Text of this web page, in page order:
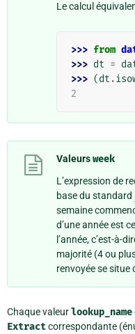
Le calcul
>>> from
>>> dt =
>>> (dt .
2
Valeursweek
L’expression de
base du standard
semaine
d’une année est
l’année, c’est-à-
majorité (4 ou
renvoyée se situe
Chaque valeurlookup_name
Extractcorrespondante